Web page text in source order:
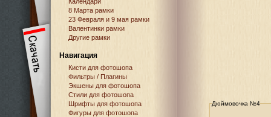
8 Марта рамки
23 Февраля и 9 мая рамки
Валентинки рамки
Другие рамки
Навигация
Кисти для фотошопа
Фильтры / Плагины
Экшены для фотошопа
Стили для фотошопа
Шрифты для фотошопа
Фигуры для фотошопа
Дюймовочка №4